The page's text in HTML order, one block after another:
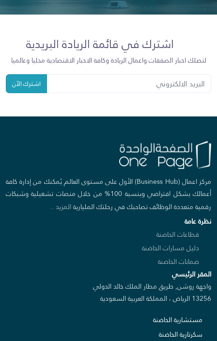
اشترك في قائمة الريادة البريدية
لتصلك اخبار الصفقات واعمال الريادة وكافة الاخبار الاقتصادية محليا وعالميا
اشترك الآن
مركز اعمال (Business Hub) الأول على مستوى العالم يُمكنك من إدارة كافة
أعمالك بشكل افتراضي وبنسبة 100% من خلال منصات تشغيلية وشبكات
رقمية متعددة الوظائف تصاحبك في رحلتك الملياريةالمزيد ..
نظرة عامة
قطاعات الحاضنة
دليل مسارات الحاضنة
ضمانات الحاضنة
المقر الرئيسي
واجهة روشن, طريق مطار الملك خالد الدولي
13256 الرياض ، المملكة العربية السعودية
مستشارية الحاضنة
سكرتارية الحاضنة